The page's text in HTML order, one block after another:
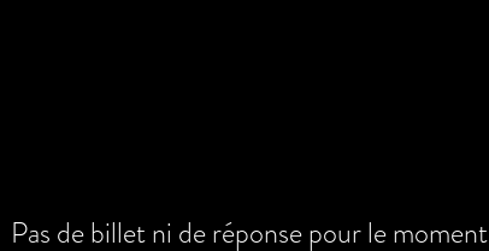
Pas de billet ni de réponse pour le moment